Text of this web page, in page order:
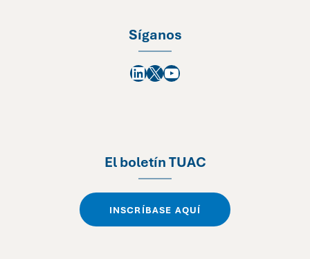
Síganos
LinkedIn
X YouTube
El boletín TUAC
INSCRÍBASE AQUÍ